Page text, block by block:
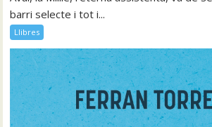
barri selecte i tot i...
Llibres